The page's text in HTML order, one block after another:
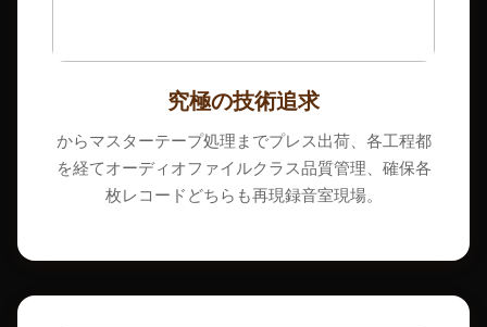
究極の技術追求
からマスターテープ処理までプレス出荷、各工程都
を経てオーディオファイルクラス品質管理、確保各
枚レコードどちらも再現録音室現場。